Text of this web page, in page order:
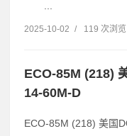
2025-10-02 / 119 次浏览
ECO-85M (218)
14-60M-D
ECO-85M (218) 美国